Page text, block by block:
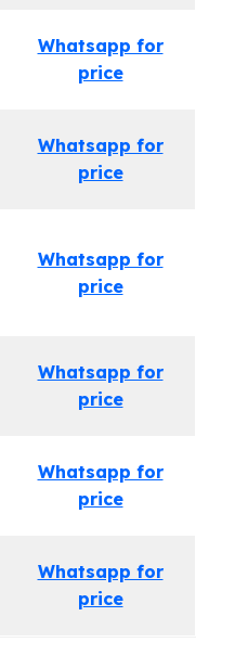
Whatsapp for
price
Whatsapp for
price
Whatsapp for
price
Whatsapp for
price
Whatsapp for
price
Whatsapp for
price